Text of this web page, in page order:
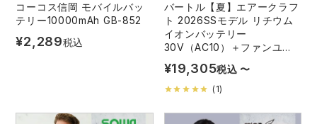
コーコス信岡 モバイルバッ
テリー10000mAh GB-852
¥2,289税込
バートル【夏】エアークラフ
ト 2026SSモデル リチウム
イオンバッテリー
30V（AC10）＋ファンユニ
ット
¥19,305税込 〜
(1)